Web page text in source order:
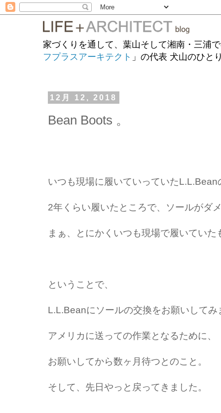
家づくりを通して、葉山そして湘南・三浦
フプラスアーキテクト 」の代表 犬山のひと
12月 12, 2018
Bean Boots 。
いつも現場に履いていっていたL.L.Bean
2年くらい履いたところで、ソールがダ
まぁ、とにかくいつも現場で履いてい
ということで、
L.L.Beanにソールの交換をお願いしてみ
アメリカに送っての作業となるために、
お願いしてから数ヶ月待つとのこと。
そして、先日やっと戻ってきました。